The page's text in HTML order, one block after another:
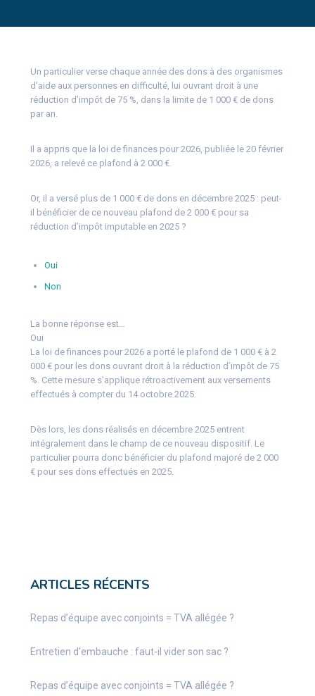
Un particulier verse chaque année des dons à des organismes
d’aide aux personnes en difficulté, lui ouvrant droit à une
réduction d’impôt de 75 %, dans la limite de 1 000 € de dons
par an.
Il a appris que la loi de finances pour 2026, publiée le 20 février
2026, a relevé ce plafond à 2 000 €.
Or, il a versé plus de 1 000 € de dons en décembre 2025 : peut-
il bénéficier de ce nouveau plafond de 2 000 € pour sa
réduction d’impôt imputable en 2025 ?
Oui
Non
La bonne réponse est…
Oui
La loi de finances pour 2026 a porté le plafond de 1 000 € à 2
000 € pour les dons ouvrant droit à la réduction d’impôt de 75
%. Cette mesure s’applique rétroactivement aux versements
effectués à compter du 14 octobre 2025.
Dès lors, les dons réalisés en décembre 2025 entrent
intégralement dans le champ de ce nouveau dispositif. Le
particulier pourra donc bénéficier du plafond majoré de 2 000
€ pour ses dons effectués en 2025.
ARTICLES RÉCENTS
Repas d’équipe avec conjoints = TVA allégée ?
Entretien d’embauche : faut-il vider son sac ?
Repas d’équipe avec conjoints = TVA allégée ?